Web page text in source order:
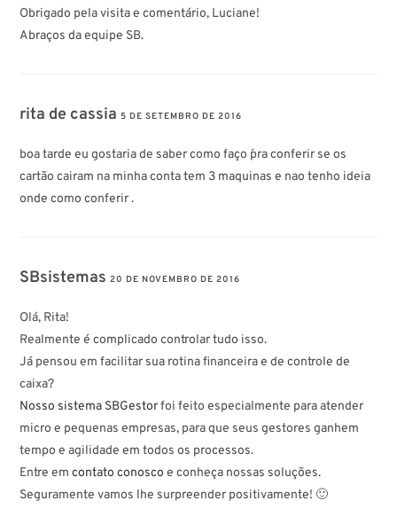
Obrigado pela visita e comentário, Luciane!
Abraços da equipe SB.
rita de cassia5 DE SETEMBRO DE 2016
boa tarde eu gostaria de saber como faço ´pra conferir se os
cartão cairam na minha conta tem 3 maquinas e nao tenho ideia
onde como conferir .
SBsistemas20 DE NOVEMBRO DE 2016
Olá, Rita!
Realmente é complicado controlar tudo isso.
Já pensou em facilitar sua rotina financeira e de controle de
caixa?
Nosso sistema SBGestorfoi feito especialmente para atender
micro e pequenas empresas, para que seus gestores ganhem
tempo e agilidade em todos os processos.
Entre emcontato conosco e conheça nossas soluções.
Seguramente vamos lhe surpreender positivamente! 🙂